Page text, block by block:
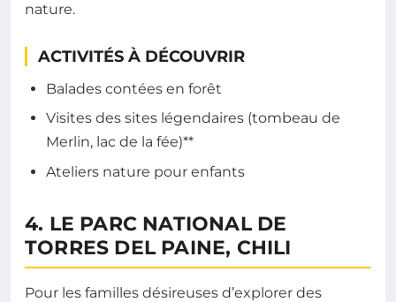
nature.
ACTIVITÉS À DÉCOUVRIR
Balades contées en forêt
Visites des sites légendaires (tombeau de
Merlin, lac de la fée)**
Ateliers nature pour enfants
4. LE PARC NATIONAL DE
TORRES DEL PAINE, CHILI
Pour les familles désireuses d’explorer des